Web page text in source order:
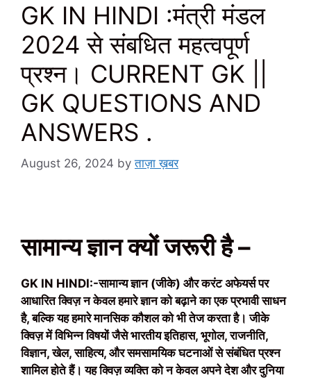
GK IN HINDI :मंत्री मंडल
2024 से संबधित महत्वपूर्ण
प्रश्न। CURRENT GK ||
GK QUESTIONS AND
ANSWERS .
August 26, 2024 byताज़ा ख़बर
सामान्य ज्ञान क्यों जरूरी है –
GK IN HINDI:-सामान्य ज्ञान (जीके) और करंट अफेयर्स पर
आधारित क्विज़ न केवल हमारे ज्ञान को बढ़ाने का एक प्रभावी साधन
है, बल्कि यह हमारे मानसिक कौशल को भी तेज करता है। जीके
क्विज़ में विभिन्न विषयों जैसे भारतीय इतिहास, भूगोल, राजनीति,
विज्ञान, खेल, साहित्य, और समसामयिक घटनाओं से संबंधित प्रश्न
शामिल होते हैं। यह क्विज़ व्यक्ति को न केवल अपने देश और दुनिया